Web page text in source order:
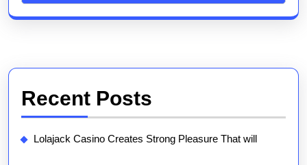
Recent Posts
Lolajack Casino Creates Strong Pleasure That will